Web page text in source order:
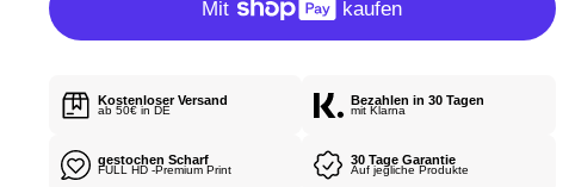
R
E
S
Kostenloser Versand
ab 50€ in DE
Bezahlen in 30 Tagen
mit Klarna
gestochen Scharf
FULL HD -Premium Print
30 Tage Garantie
Auf jegliche Produkte